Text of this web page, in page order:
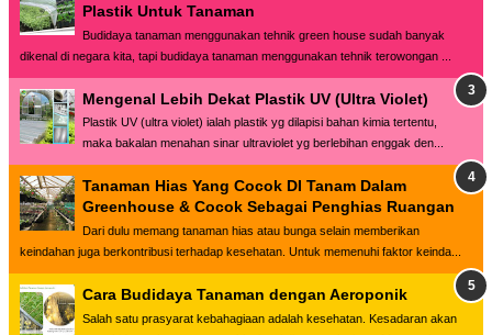
Plastik Untuk Tanaman
Budidaya tanaman menggunakan tehnik green house sudah banyak
dikenal di negara kita, tapi budidaya tanaman menggunakan tehnik terowongan ...
Mengenal Lebih Dekat Plastik UV (Ultra Violet)
Plastik UV (ultra violet) ialah plastik yg dilapisi bahan kimia tertentu,
maka bakalan menahan sinar ultraviolet yg berlebihan enggak den...
Tanaman Hias Yang Cocok DI Tanam Dalam
Greenhouse & Cocok Sebagai Penghias Ruangan
Dari dulu memang tanaman hias atau bunga selain memberikan
keindahan juga berkontribusi terhadap kesehatan. Untuk memenuhi faktor keinda...
Cara Budidaya Tanaman dengan Aeroponik
Salah satu prasyarat kebahagiaan adalah kesehatan. Kesadaran akan